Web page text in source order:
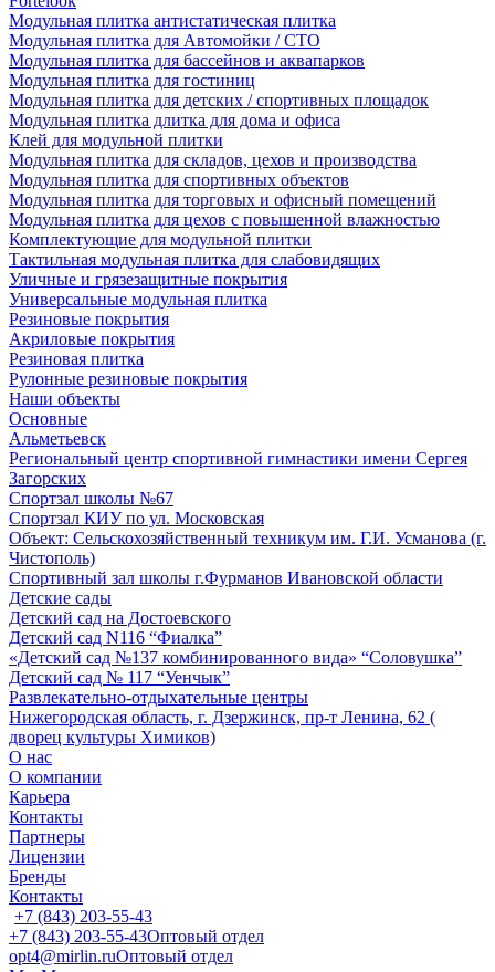
Модульная плитка антистатическая плитка
Модульная плитка для Автомойки / СТО
Модульная плитка для бассейнов и аквапарков
Модульная плитка для гостиниц
Модульная плитка для детских / спортивных площадок
Модульная плитка длитка для дома и офиса
Клей для модульной плитки
Модульная плитка для складов, цехов и производства
Модульная плитка для спортивных объектов
Модульная плитка для торговых и офисный помещений
Модульная плитка для цехов с повышенной влажностью
Комплектующие для модульной плитки
Тактильная модульная плитка для слабовидящих
Уличные и грязезащитные покрытия
Универсальные модульная плитка
Резиновые покрытия
Акриловые покрытия
Резиновая плитка
Рулонные резиновые покрытия
Наши объекты
Основные
Альметьевск
Региональный центр спортивной гимнастики имени Сергея
Загорских
Спортзал школы №67
Спортзал КИУ по ул. Московская
Объект: Сельскохозяйственный техникум им. Г.И. Усманова (г.
Чистополь)
Спортивный зал школы г.Фурманов Ивановской области
Детские сады
Детский сад на Достоевского
Детский сад N116 “Фиалка”
«Детский сад №137 комбинированного вида» “Соловушка”
Детский сад № 117 “Уенчык”
Развлекательно-отдыхательные центры
Нижегородская область, г. Дзержинск, пр-т Ленина, 62 (
дворец культуры Химиков)
О нас
О компании
Карьера
Контакты
Партнеры
Лицензии
Бренды
Контакты
+7 (843) 203-55-43
+7 (843) 203-55-43Оптовый отдел
opt4@mirlin.ruОптовый отдел